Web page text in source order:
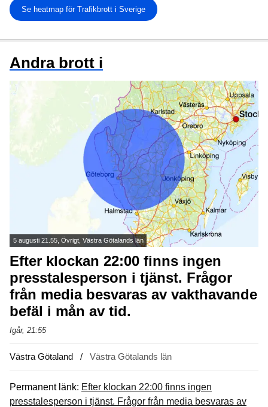
Se heatmap för Trafikbrott i Sverige
Andra brott i
5 augusti 21.55, Övrigt, Västra Götalands län
Efter klockan 22:00 finns ingen
presstalesperson i tjänst. Frågor
från media besvaras av vakthavande
befäl i mån av tid.
Igår, 21:55
Västra Götaland Västra Götalands län
Permanent länk: Efter klockan 22:00 finns ingen
presstalesperson i tjänst. Frågor från media besvaras av